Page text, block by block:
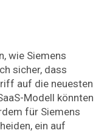
wie Siemens
sicher, dass
auf die neuesten
Modell könnten
für Siemens
ein auf